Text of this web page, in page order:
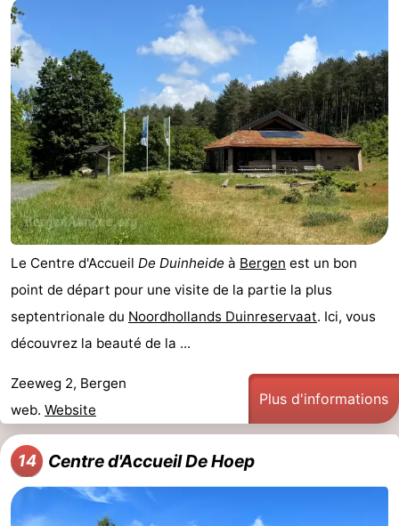
Le Centre d'Accueil De Duinheide à Bergen est un bon
point de départ pour une visite de la partie la plus
septentrionale du Noordhollands Duinreservaat. Ici, vous
découvrez la beauté de la ...
Zeeweg 2, Bergen
web. Website
Plus d'informations
14 Centre d'Accueil De Hoep